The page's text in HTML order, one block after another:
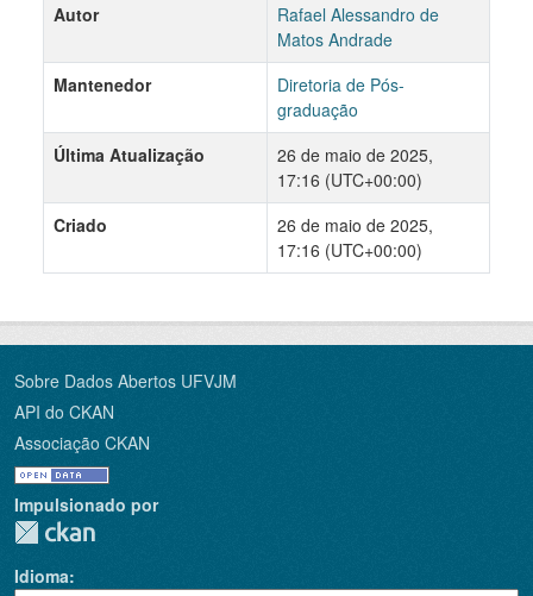
Autor
Rafael Alessandro de
Matos Andrade
Mantenedor
Diretoria de Pós-
graduação
Última Atualização
26 de maio de 2025,
17:16 (UTC+00:00)
Criado
26 de maio de 2025,
17:16 (UTC+00:00)
Sobre Dados Abertos UFVJM
API do CKAN
Associação CKAN
Impulsionado por
Idioma